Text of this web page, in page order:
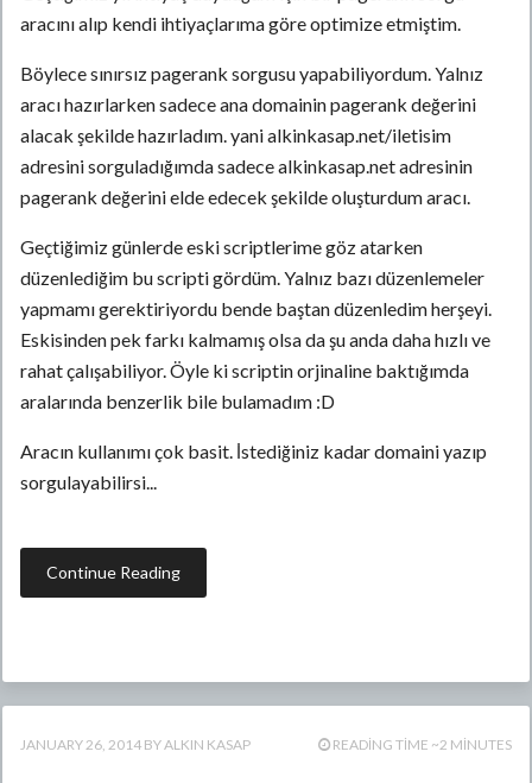
aracını alıp kendi ihtiyaçlarıma göre optimize etmiştim.
Böylece sınırsız pagerank sorgusu yapabiliyordum. Yalnız
aracı hazırlarken sadece ana domainin pagerank değerini
alacak şekilde hazırladım. yani alkinkasap.net/iletisim
adresini sorguladığımda sadece alkinkasap.net adresinin
pagerank değerini elde edecek şekilde oluşturdum aracı.
Geçtiğimiz günlerde eski scriptlerime göz atarken
düzenlediğim bu scripti gördüm. Yalnız bazı düzenlemeler
yapmamı gerektiriyordu bende baştan düzenledim herşeyi.
Eskisinden pek farkı kalmamış olsa da şu anda daha hızlı ve
rahat çalışabiliyor. Öyle ki scriptin orjinaline baktığımda
aralarında benzerlik bile bulamadım :D
Aracın kullanımı çok basit. İstediğiniz kadar domaini yazıp
sorgulayabilirsi...
Continue Reading
JANUARY 26, 2014 ALKIN KASAP READING TIME ~2 MINUTES